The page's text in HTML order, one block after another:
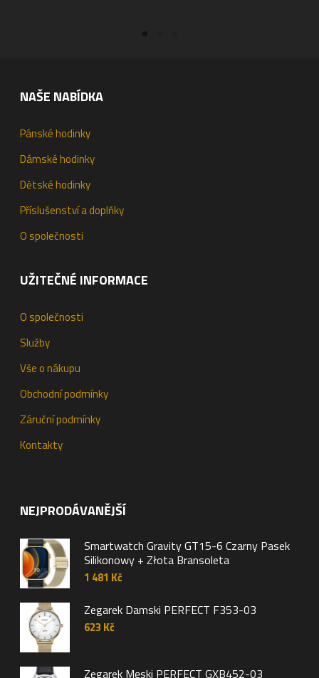
NAŠE NABÍDKA
Pánské hodinky
Dámské hodinky
Dětské hodinky
Příslušenství a doplňky
O společnosti
UŽITEČNÉ INFORMACE
O společnosti
Služby
Vše o nákupu
Obchodní podmínky
Záruční podmínky
Kontakty
NEJPRODÁVANĚJŠÍ
Smartwatch Gravity GT15-6 Czarny Pasek
Silikonowy + Złota Bransoleta
1 481 Kč
Zegarek Damski PERFECT F353-03
623 Kč
Zegarek Męski PERFECT GXB452-03